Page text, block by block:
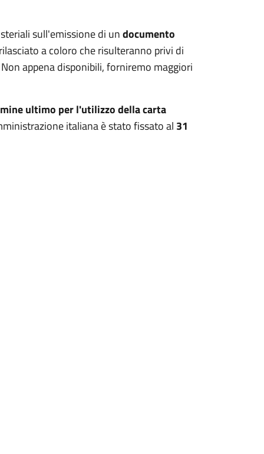
sull'emissione di undocumento
a coloro che risulteranno privi di
appena disponibili, forniremo maggiori
ultimo per l'utilizzo della carta
italiana è stato fissato al 31